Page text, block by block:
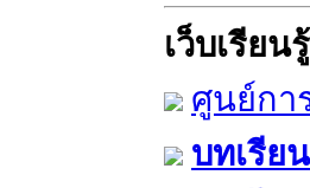
เว็บเรียนรู้
ศูนย์กา
บทเรีย